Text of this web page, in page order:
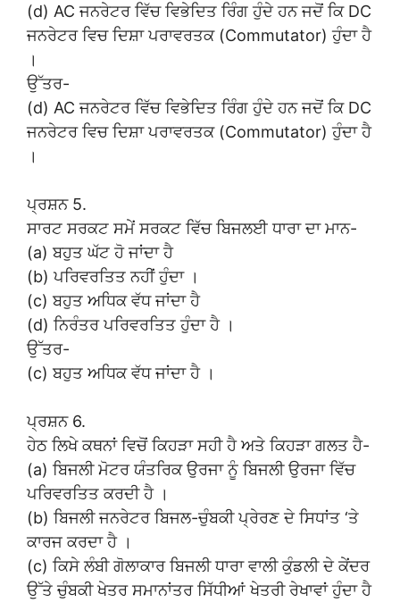
(d) AC ਜਨਰੇਟਰ ਵਿੱਚ ਵਿਭੇਦਿਤ ਰਿੰਗ ਹੁੰਦੇ ਹਨ ਜਦੋਂ ਕਿ DC
ਜਨਰੇਟਰ ਵਿਚ ਦਿਸ਼ਾ ਪਰਾਵਰਤਕ (Commutator) ਹੁੰਦਾ ਹੈ
।
ਉੱਤਰ-
(d) AC ਜਨਰੇਟਰ ਵਿੱਚ ਵਿਭੇਦਿਤ ਰਿੰਗ ਹੁੰਦੇ ਹਨ ਜਦੋਂ ਕਿ DC
ਜਨਰੇਟਰ ਵਿਚ ਦਿਸ਼ਾ ਪਰਾਵਰਤਕ (Commutator) ਹੁੰਦਾ ਹੈ
।
ਪ੍ਰਸ਼ਨ 5.
ਸਾਰਟ ਸਰਕਟ ਸਮੇਂ ਸਰਕਟ ਵਿੱਚ ਬਿਜਲਈ ਧਾਰਾ ਦਾ ਮਾਨ-
(a) ਬਹੁਤ ਘੱਟ ਹੋ ਜਾਂਦਾ ਹੈ
(b) ਪਰਿਵਰਤਿਤ ਨਹੀਂ ਹੁੰਦਾ ।
(c) ਬਹੁਤ ਅਧਿਕ ਵੱਧ ਜਾਂਦਾ ਹੈ
(d) ਨਿਰੰਤਰ ਪਰਿਵਰਤਿਤ ਹੁੰਦਾ ਹੈ ।
ਉੱਤਰ-
(c) ਬਹੁਤ ਅਧਿਕ ਵੱਧ ਜਾਂਦਾ ਹੈ ।
ਪ੍ਰਸ਼ਨ 6.
ਹੇਠ ਲਿਖੇ ਕਥਨਾਂ ਵਿਚੋਂ ਕਿਹੜਾ ਸਹੀ ਹੈ ਅਤੇ ਕਿਹੜਾ ਗਲਤ ਹੈ-
(a) ਬਿਜਲੀ ਮੋਟਰ ਯੰਤਰਿਕ ਉਰਜਾ ਨੂੰ ਬਿਜਲੀ ਉਰਜਾ ਵਿੱਚ
ਪਰਿਵਰਤਿਤ ਕਰਦੀ ਹੈ ।
(b) ਬਿਜਲੀ ਜਨਰੇਟਰ ਬਿਜਲ-ਚੁੰਬਕੀ ਪ੍ਰੇਰਣ ਦੇ ਸਿਧਾਂਤ ‘ਤੇ
ਕਾਰਜ ਕਰਦਾ ਹੈ ।
(c) ਕਿਸੇ ਲੰਬੀ ਗੋਲਾਕਾਰ ਬਿਜਲੀ ਧਾਰਾ ਵਾਲੀ ਕੁੰਡਲੀ ਦੇ ਕੇਂਦਰ
ਉੱਤੇ ਚੁੰਬਕੀ ਖੇਤਰ ਸਮਾਨਾਂਤਰ ਸਿੱਧੀਆਂ ਖੇਤਰੀ ਰੇਖਾਵਾਂ ਹੁੰਦਾ ਹੈ